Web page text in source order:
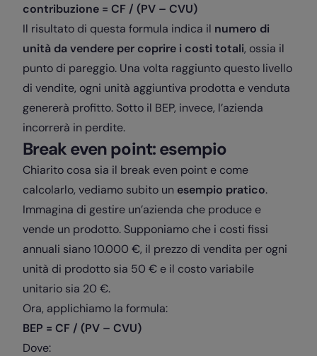
contribuzione = CF / (PV – CVU)
Il risultato di questa formula indica il numero di
unità da vendere per coprire i costi totali, ossia il
punto di pareggio. Una volta raggiunto questo livello
di vendite, ogni unità aggiuntiva prodotta e venduta
genererà profitto. Sotto il BEP, invece, l’azienda
incorrerà in perdite.
Break even point: esempio
Chiarito cosa sia il break even point e come
calcolarlo, vediamo subito un esempio pratico.
Immagina di gestire un’azienda che produce e
vende un prodotto. Supponiamo che i costi fissi
annuali siano 10.000 €, il prezzo di vendita per ogni
unità di prodotto sia 50 € e il costo variabile
unitario sia 20 €.
Ora, applichiamo la formula:
BEP = CF / (PV – CVU)
Dove: